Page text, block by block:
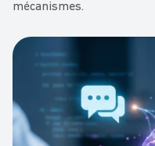
mécanismes.